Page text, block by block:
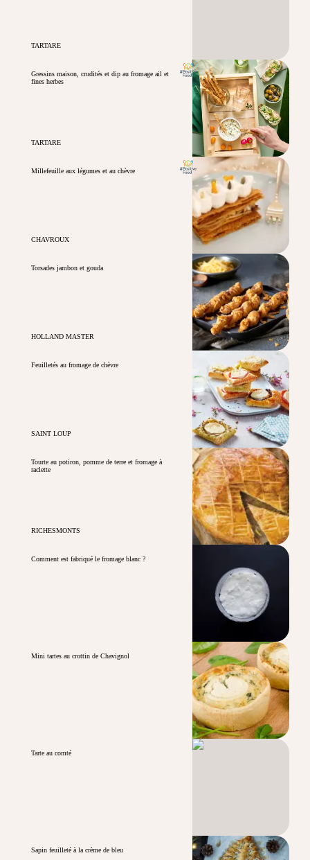
TARTARE
Gressins maison, crudités et dip au fromage ail et
fines herbes
TARTARE
Millefeuille aux légumes et au chèvre
CHAVROUX
Torsades jambon et gouda
HOLLAND MASTER
Feuilletés au fromage de chèvre
SAINT LOUP
Tourte au potiron, pomme de terre et fromage à
raclette
RICHESMONTS
Comment est fabriqué le fromage blanc ?
Mini tartes au crottin de Chavignol
Tarte au comté
Sapin feuilleté à la crème de bleu